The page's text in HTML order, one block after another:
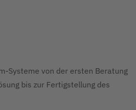
Systeme von der ersten Beratung
bis zur Fertigstellung des